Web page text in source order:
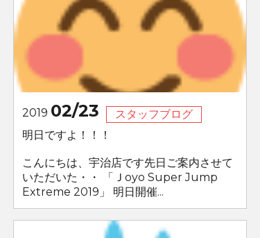
2019 02/23
スタッフブログ
明日ですよ！！！
こんにちは、宇治店です先日ご案内させて
いただいた・・ 「Ｊoyo Super Jump
Extreme 2019」 明日開催...